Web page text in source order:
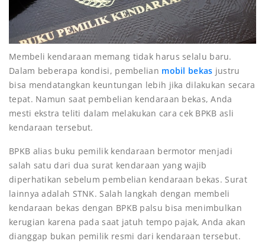
Membeli kendaraan memang tidak harus selalu baru.
Dalam beberapa kondisi, pembelian mobil bekas justru
bisa mendatangkan keuntungan lebih jika dilakukan secara
tepat. Namun saat pembelian kendaraan bekas, Anda
mesti ekstra teliti dalam melakukan cara cek BPKB asli
kendaraan tersebut.
BPKB alias buku pemilik kendaraan bermotor menjadi
salah satu dari dua surat kendaraan yang wajib
diperhatikan sebelum pembelian kendaraan bekas. Surat
lainnya adalah STNK. Salah langkah dengan membeli
kendaraan bekas dengan BPKB palsu bisa menimbulkan
kerugian karena pada saat jatuh tempo pajak, Anda akan
dianggap bukan pemilik resmi dari kendaraan tersebut.